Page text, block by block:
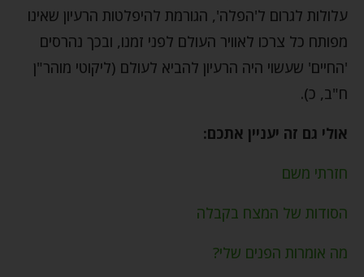
עלולות לגרום ל'הפלה', הגורמת להיפלטות הרעיון שאינו
מפותח כל צרכו לאוויר העולם לפני זמנו, ובכך נהרסים
'החיים' שעשוי היה הרעיון להביא לעולם (ליקוטי מוהר"ן
ח"ב, כ).
אולי גם זה יעניין אתכם:
חזרתי משם
הסודות של המצח בקבלה
מה אומרות הפנים שלי?